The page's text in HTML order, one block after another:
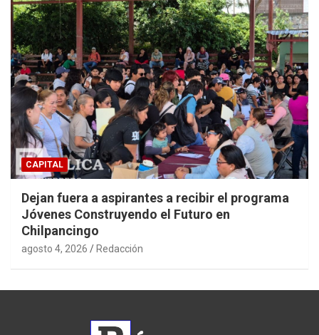
CAPITAL
Dejan fuera a aspirantes a recibir el programa
Jóvenes Construyendo el Futuro en
Chilpancingo
agosto 4, 2026 Redacción